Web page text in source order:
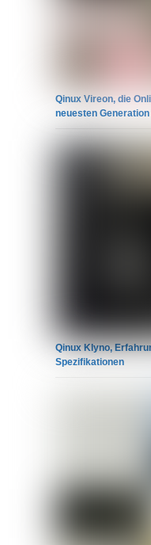
Qinux Vireon, die
neuesten Generation
Qinux Klyno,
Spezifikationen